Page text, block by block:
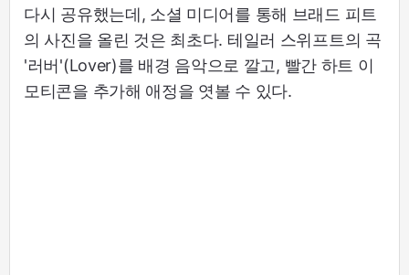
다시 공유했는데, 소셜 미디어를 통해 브래드 피트
의 사진을 올린 것은 최초다. 테일러 스위프트의 곡
'러버'(Lover)를 배경 음악으로 깔고, 빨간 하트 이
모티콘을 추가해 애정을 엿볼 수 있다.